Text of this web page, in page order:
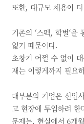
또한, 대규모 채용이
기존의 ‘스펙, 학벌‘을
없기 때문이다.
초창기 어쩔 수 없이
재는 이렇게까지 필요
대부분의 기업은 신입
고 현장에 투입하려 한
문제는, 현실에서 6개